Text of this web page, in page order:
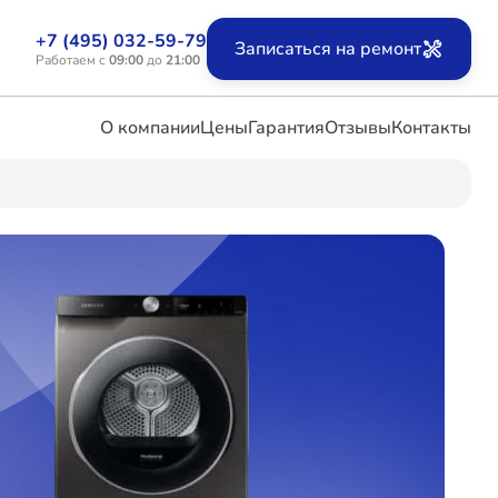
+7 (495) 032-59-79
Работаем с 09:00до 21:00 Записаться на ремонт
О компанииЦеныГарантияОтзывыКонтакты